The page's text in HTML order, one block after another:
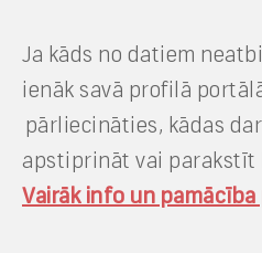
Ja kāds no datiem
ienāk savā profilā
pārliecināties, kādas
apstiprināt vai
Vairāk info un